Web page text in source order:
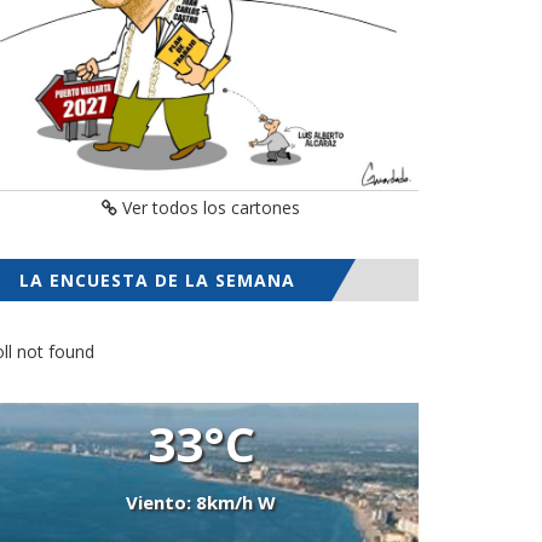
Ver todos los cartones
LA ENCUESTA DE LA SEMANA
not found
33°C
Viento: 8km/h W